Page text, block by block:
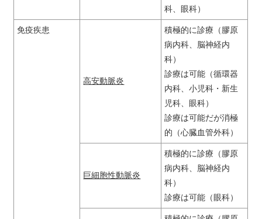
科、眼科）
免疫疾患
高安動脈炎
積極的に診療（膠原
病内科、脳神経内
科）
診療は可能（循環器
内科、小児科・新生
児科、眼科）
診療は可能だが消極
的（心臓血管外科）
巨細胞性動脈炎
積極的に診療（膠原
病内科、脳神経内
科）
診療は可能（眼科）